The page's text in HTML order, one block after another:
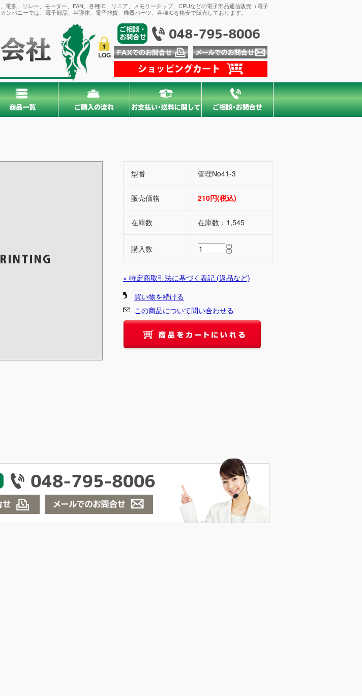
源、リレー、モーター、FAN、各種IC、リニア、メモリーチップ、CPUなどの電子部品通信販売（電子
パニーでは、電子部品、半導体、電子雑貨、機器パーツ、各種ICを格安で販売しております。
LOG
型番 管理No41-3
販売価格 210円(税込)
在庫数 在庫数：1,545
購入数
» 特定商取引法に基づく表記 (返品など)
買い物を続ける
この商品について問い合わせる